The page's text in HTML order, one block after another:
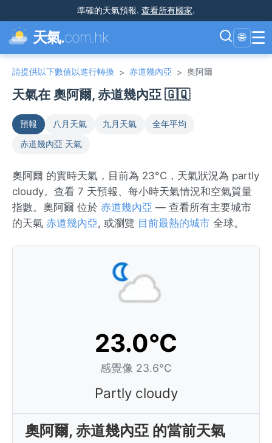
準確的天氣預報. 查看所有國家.
天氣.com.hk 🌐 ☰
請提供以下數值以進行轉換 > 赤道幾內亞 > 奧阿爾
天氣在 奧阿爾, 赤道幾內亞 🇬🇶
預報 八月天氣 九月天氣
全年平均
赤道幾內亞 天氣
奧阿爾 的實時天氣，目前為 23°C，天氣狀況為 partly
cloudy。查看 7 天預報、每小時天氣情況和空氣質量
指數。奧阿爾 位於 赤道幾內亞 — 查看所有主要城市
的天氣 赤道幾內亞, 或瀏覽 目前最熱的城市 全球。
23.0°C
感覺像 23.6°C
Partly cloudy
奧阿爾, 赤道幾內亞 的當前天氣